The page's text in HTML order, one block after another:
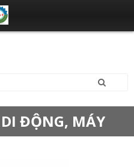
ĐỘNG, MÁY